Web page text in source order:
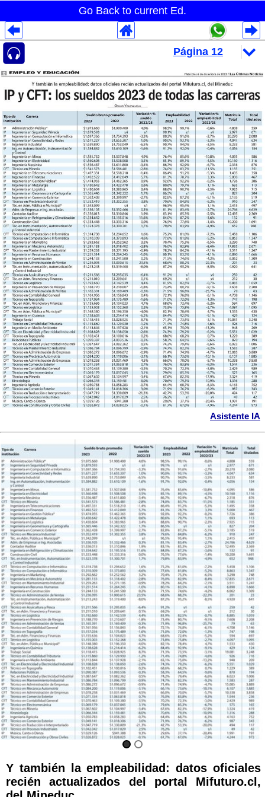
Go Back to current Ed.
Asistente IA
Y también la empleabilidad: datos oficiales
recién actualizados del portal Mifuturo.cl,
Despliegues Analytics
Despliegues Totales
Despliegues por Rubros